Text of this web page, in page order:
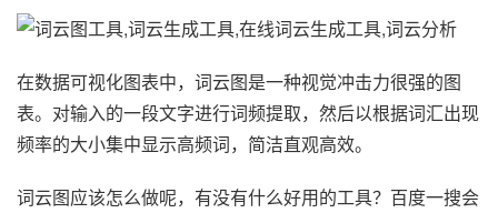
在数据可视化图表中，词云图是一种视觉冲击力很强的图
表。对输入的一段文字进行词频提取，然后以根据词汇出现
频率的大小集中显示高频词，简洁直观高效。
词云图应该怎么做呢，有没有什么好用的工具？百度一搜会